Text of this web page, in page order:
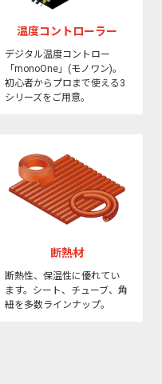
温度コントローラー
デジタル温度コントロー
「monoOne」(モノワン)。
初心者からプロまで使える3
シリーズをご用意。
断熱材
断熱性、保温性に優れてい
ます。シート、チューブ、角
紐を多数ラインナップ。